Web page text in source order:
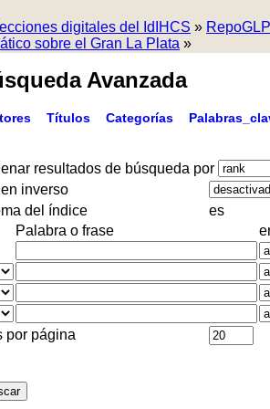
digitales del IdIHCS »
sobre el Gran La Plata »
Avanzada
Títulos Categorías
resultados de búsqueda por
inverso
del índice
es
Palabra o frase
por página